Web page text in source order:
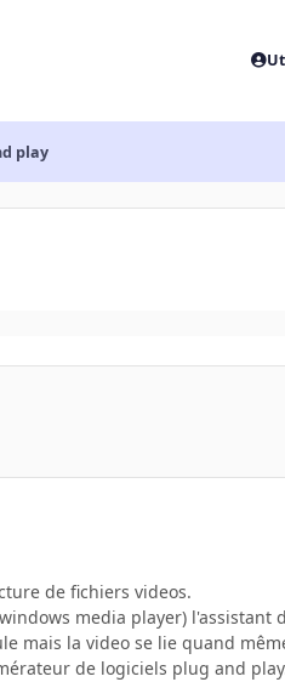
play
de fichiers videos.
media player) l'assistant
mais la video se lie quand
de logiciels plug and